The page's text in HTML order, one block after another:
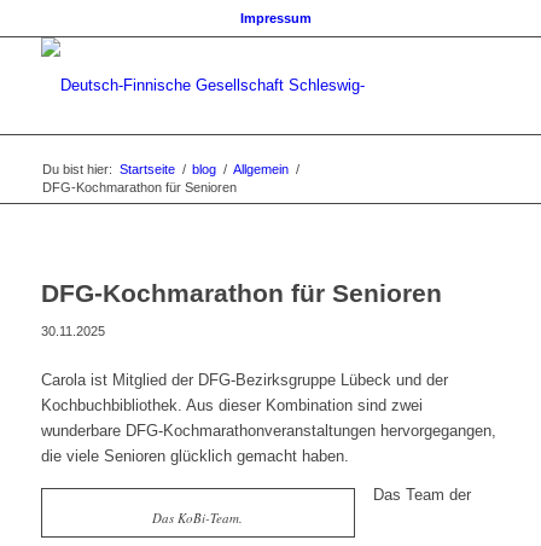
Impressum
Du bist hier: Startseite / blog / Allgemein /
DFG-Kochmarathon für Senioren
DFG-Kochmarathon für Senioren
30.11.2025
Carola ist Mitglied der DFG-Bezirksgruppe Lübeck und der
Kochbuchbibliothek. Aus dieser Kombination sind zwei
wunderbare DFG-Kochmarathonveranstaltungen hervorgegangen,
die viele Senioren glücklich gemacht haben.
Das KoBi-Team.
Das Team der